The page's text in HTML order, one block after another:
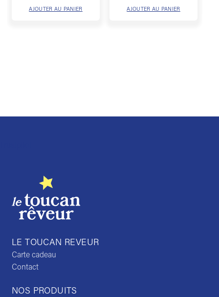
AJOUTER AU PANIER AJOUTER AU PANIER
NOS PRODUITS
LE TOUCAN REVEUR
Carte cadeau
Contact